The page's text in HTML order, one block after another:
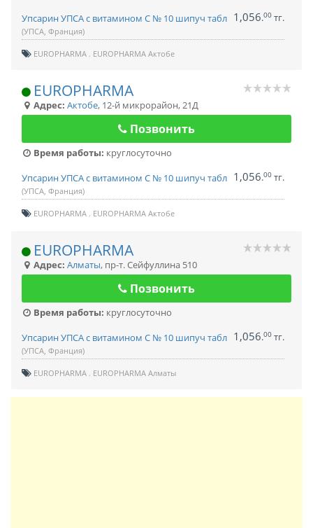
Упсарин УПСА с витамином С № 10 шипуч табл
(УПСА, Франция)
1,056.00 тг.
EUROPHARMA EUROPHARMA Актобе
EUROPHARMA
Адрес: Актобе, 12-й микрорайон, 21Д
Позвонить
Время работы: круглосуточно
Упсарин УПСА с витамином С № 10 шипуч табл
(УПСА, Франция)
1,056.00 тг.
EUROPHARMA EUROPHARMA Актобе
EUROPHARMA
Адрес: Алматы, пр-т. Сейфуллина 510
Позвонить
Время работы: круглосуточно
Упсарин УПСА с витамином С № 10 шипуч табл
(УПСА, Франция)
1,056.00 тг.
EUROPHARMA EUROPHARMA Алматы